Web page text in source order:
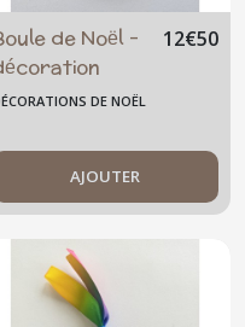
de Noël -
-
renard gris
12€50
DE NOËL
AJOUTER